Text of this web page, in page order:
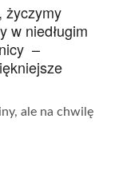
życzymy
w niedługim
–
ale na chwilę